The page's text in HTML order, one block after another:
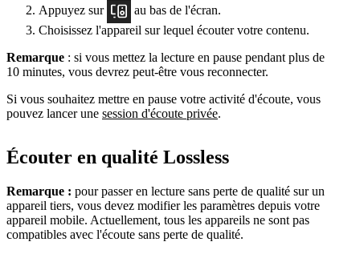
Appuyez sur
au bas de l'écran.
Choisissez l'appareil sur lequel écouter votre contenu.
Remarque : si vous mettez la lecture en pause pendant plus de
10 minutes, vous devrez peut-être vous reconnecter.
Si vous souhaitez mettre en pause votre activité d'écoute, vous
pouvez lancer une session d'écoute privée.
Écouter en qualité Lossless
Remarque : pour passer en lecture sans perte de qualité sur un
appareil tiers, vous devez modifier les paramètres depuis votre
appareil mobile. Actuellement, tous les appareils ne sont pas
compatibles avec l'écoute sans perte de qualité.